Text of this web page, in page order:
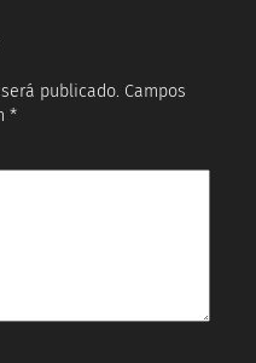
publicado. Campos
*